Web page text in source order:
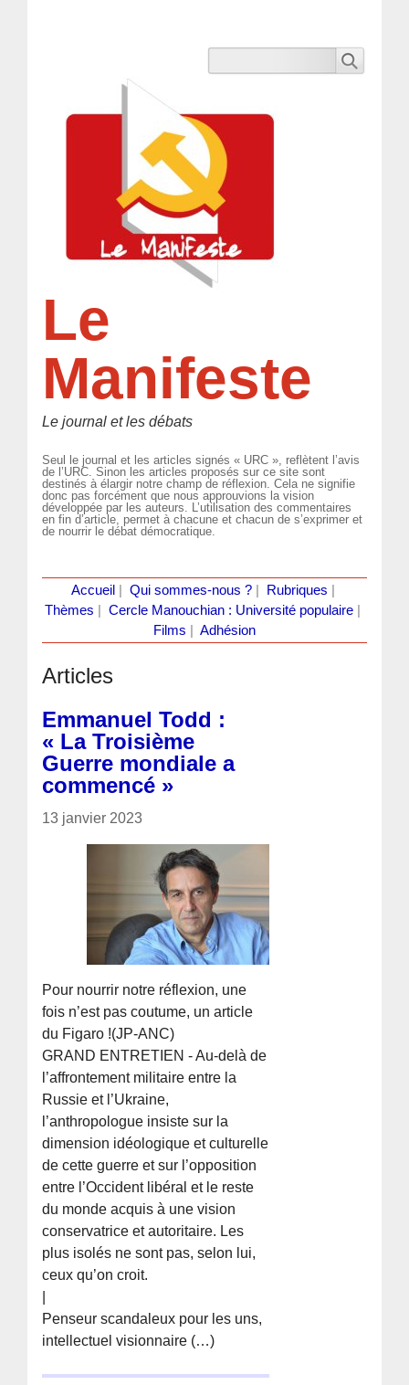
Le
Manifeste
Le journal et les débats
Seul le journal et les articles signés « URC », reflètent l’avis
de l’URC. Sinon les articles proposés sur ce site sont
destinés à élargir notre champ de réflexion. Cela ne signifie
donc pas forcément que nous approuvions la vision
développée par les auteurs. L’utilisation des commentaires
en fin d’article, permet à chacune et chacun de s’exprimer et
de nourrir le débat démocratique.
Accueil Qui sommes-nous ?| Rubriques
Thèmes
Cercle Manouchian : Université populaire
Films
Adhésion
Articles
Emmanuel Todd :
« La Troisième
Guerre mondiale a
commencé »
13 janvier 2023
Pour nourrir notre réflexion, une
fois n’est pas coutume, un article
du Figaro !(JP-ANC)
GRAND ENTRETIEN - Au-delà de
l’affrontement militaire entre la
Russie et l’Ukraine,
l’anthropologue insiste sur la
dimension idéologique et culturelle
de cette guerre et sur l’opposition
entre l’Occident libéral et le reste
du monde acquis à une vision
conservatrice et autoritaire. Les
plus isolés ne sont pas, selon lui,
ceux qu’on croit.
Penseur scandaleux pour les uns,
intellectuel visionnaire (…)